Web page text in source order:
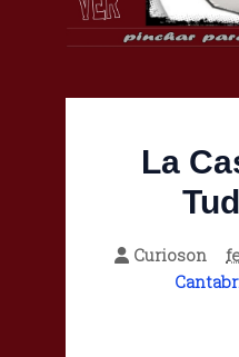
La
Curioson